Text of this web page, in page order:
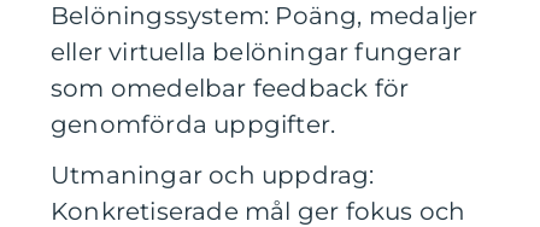
Belöningssystem: Poäng, medaljer
eller virtuella belöningar fungerar
som omedelbar feedback för
genomförda uppgifter.
Utmaningar och uppdrag:
Konkretiserade mål ger fokus och